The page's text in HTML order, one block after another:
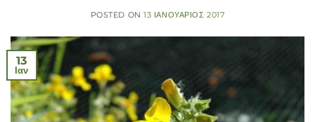
POSTED ON13 ΙΑΝΟΥΆΡΙΟΣ 2017
13
Ιαν